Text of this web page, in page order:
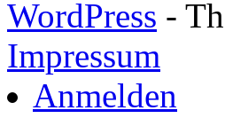
WordPress -
Impressum
Anmelden